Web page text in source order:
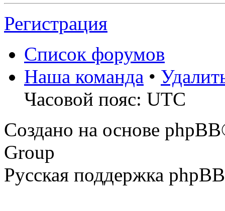
Регистрация
Список форумов
Наша команда •
Часовой пояс: UTC
Создано на основе
Group
Русская поддержка phpBB